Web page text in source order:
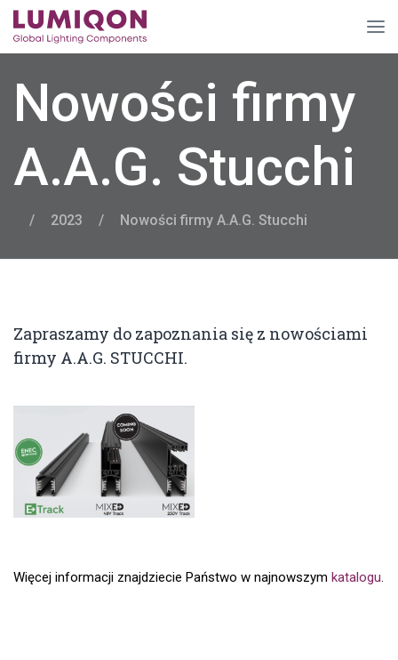
Nowości firmy
A.A.G. Stucchi
/ 2023 / Nowości firmy A.A.G. Stucchi
Zapraszamy do zapoznania się z nowościami
firmy A.A.G. STUCCHI.
Więcej informacji znajdziecie Państwo w najnowszym katalogu